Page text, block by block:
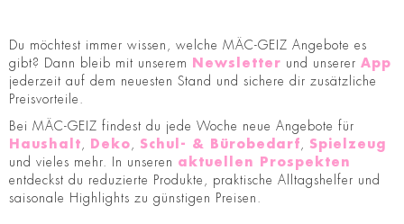
Du möchtest immer wissen, welche MÄC-GEIZ Angebote es
gibt? Dann bleib mit unserem
Newsletter und unserer App
jederzeit auf dem neuesten Stand und sichere dir zusätzliche
Preisvorteile.
Bei MÄC-GEIZ findest du jede Woche neue Angebote für
Haushalt
Deko Schul- & Bürobedarf
Spielzeug
und vieles mehr. In unseren aktuellen Prospekten
entdeckst du reduzierte Produkte, praktische Alltagshelfer und
saisonale Highlights zu günstigen Preisen.